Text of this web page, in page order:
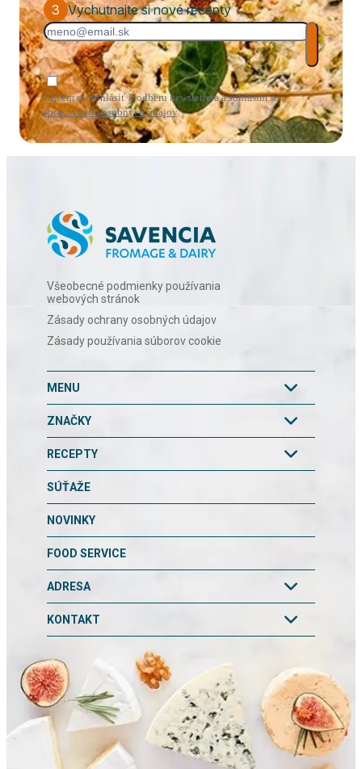
3 Vychutnajte si nové recepty
Chcem sa prihlásiť k odberu newslettera a súhlasím so
spracovaním osobných údajov.
Všeobecné podmienky používania
webových stránok
Zásady ochrany osobných údajov
Zásady používania súborov cookie
MENU
ZNAČKY
RECEPTY
SÚŤAŽE
NOVINKY
FOOD SERVICE
ADRESA
KONTAKT